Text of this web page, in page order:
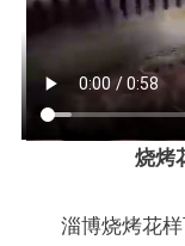
烧烤
淄博烧烤花